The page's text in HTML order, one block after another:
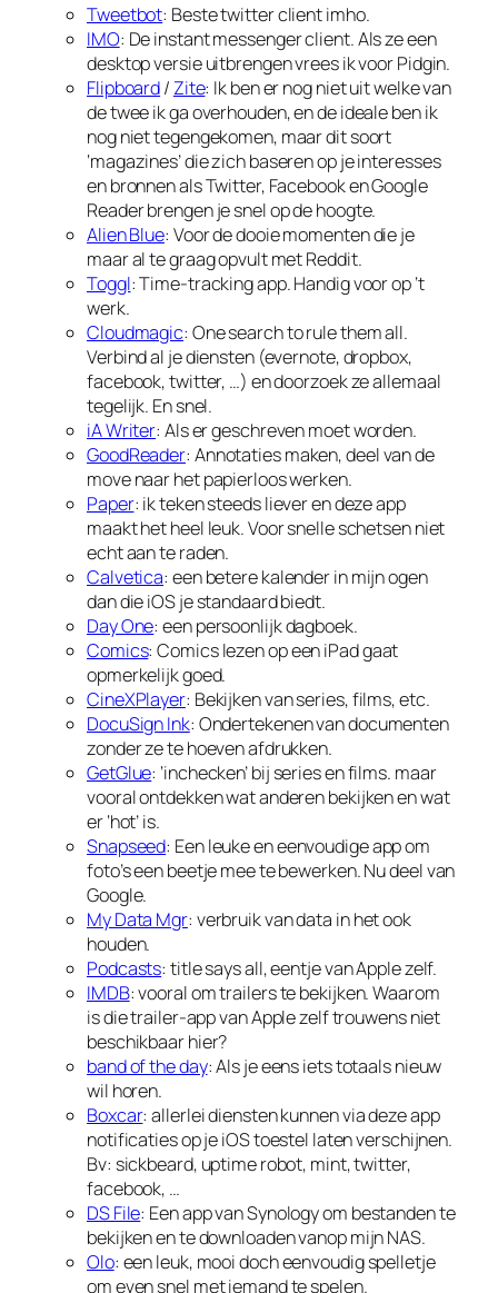
Tweetbot: Beste twitter client imho.
IMO: De instant messenger client. Als ze een
desktop versie uitbrengen vrees ik voor Pidgin.
Flipboard/ Zite: Ik ben er nog niet uit welke van
de twee ik ga overhouden, en de ideale ben ik
nog niet tegengekomen, maar dit soort
‘magazines’ die zich baseren op je interesses
en bronnen als Twitter, Facebook en Google
Reader brengen je snel op de hoogte.
Alien Blue: Voor de dooie momenten die je
maar al te graag opvult met Reddit.
Toggl: Time-tracking app. Handig voor op ‘t
werk.
Cloudmagic: One search to rule them all.
Verbind al je diensten (evernote, dropbox,
facebook, twitter, …) en doorzoek ze allemaal
tegelijk. En snel.
iA Writer: Als er geschreven moet worden.
GoodReader: Annotaties maken, deel van de
move naar het papierloos werken.
Paper: ik teken steeds liever en deze app
maakt het heel leuk. Voor snelle schetsen niet
echt aan te raden.
Calvetica: een betere kalender in mijn ogen
dan die iOS je standaard biedt.
Day One: een persoonlijk dagboek.
Comics: Comics lezen op een iPad gaat
opmerkelijk goed.
CineXPlayer: Bekijken van series, films, etc.
DocuSign Ink: Ondertekenen van documenten
zonder ze te hoeven afdrukken.
GetGlue: ‘inchecken’ bij series en films. maar
vooral ontdekken wat anderen bekijken en wat
er ‘hot’ is.
Snapseed: Een leuke en eenvoudige app om
foto’s een beetje mee te bewerken. Nu deel van
Google.
My Data Mgr: verbruik van data in het ook
houden.
Podcasts: title says all, eentje van Apple zelf.
IMDB: vooral om trailers te bekijken. Waarom
is die trailer-app van Apple zelf trouwens niet
beschikbaar hier?
band of the day: Als je eens iets totaals nieuw
wil horen.
Boxcar: allerlei diensten kunnen via deze app
notificaties op je iOS toestel laten verschijnen.
Bv: sickbeard, uptime robot, mint, twitter,
facebook, …
DS File: Een app van Synology om bestanden te
bekijken en te downloaden vanop mijn NAS.
Olo: een leuk, mooi doch eenvoudig spelletje
om even snel met iemand te spelen.